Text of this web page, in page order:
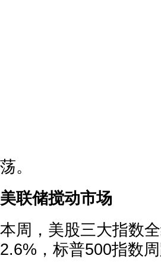
荡。
美联储搅动市场
本周，美股三大指数
2.6%，标普500指数周